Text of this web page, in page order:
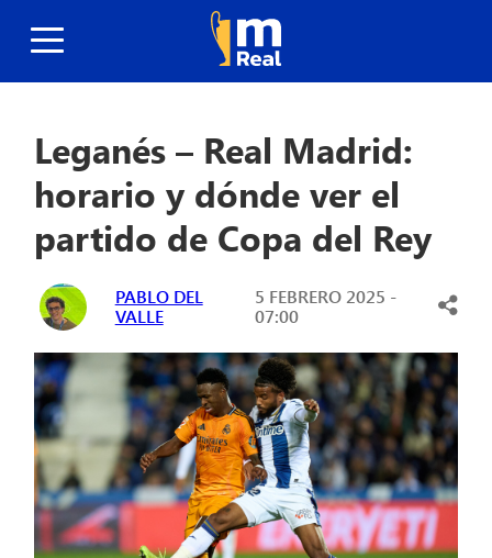
Leganés – Real Madrid:
horario y dónde ver el
partido de Copa del Rey
PABLO DEL
VALLE
5 FEBRERO 2025 -
07:00